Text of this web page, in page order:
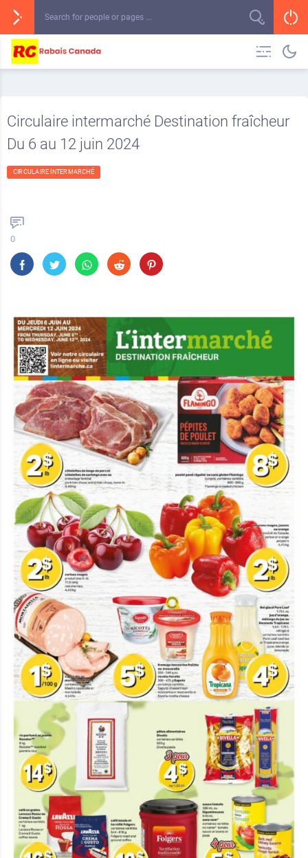
Circulaire intermarché Destination fraîcheur
Du 6 au 12 juin 2024
CIRCULAIRE INTERMARCHÉ
0